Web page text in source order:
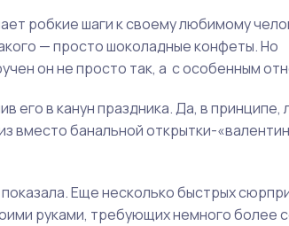
робкие шаги к своему любимому
— просто шоколадные конфеты. Но
он не просто так, а с особенным
его в канун праздника. Да, в
вместо банальной открытки-
Еще несколько быстрых
руками, требующих немного более